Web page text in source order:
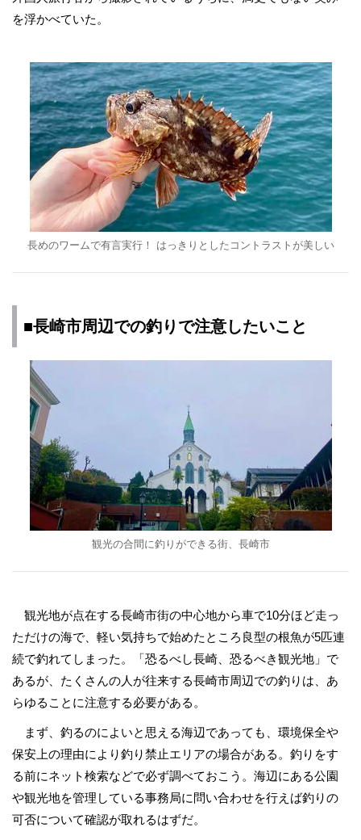
を浮かべていた。
長めのワームで有言実行！ はっきりとしたコントラストが美しい
■長崎市周辺での釣りで注意したいこと
観光の合間に釣りができる街、長崎市
観光地が点在する長崎市街の中心地から車で10分ほど走っ
ただけの海で、軽い気持ちで始めたところ良型の根魚が5匹連
続で釣れてしまった。「恐るべし長崎、恐るべき観光地」で
あるが、たくさんの人が往来する長崎市周辺での釣りは、あ
らゆることに注意する必要がある。
まず、釣るのによいと思える海辺であっても、環境保全や
保安上の理由により釣り禁止エリアの場合がある。釣りをす
る前にネット検索などで必ず調べておこう。海辺にある公園
や観光地を管理している事務局に問い合わせを行えば釣りの
可否について確認が取れるはずだ。